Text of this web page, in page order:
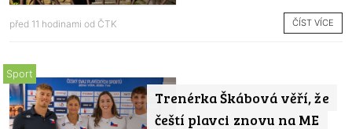
před 11 hodinami od ČTK ČÍST VÍCE
Trenérka Škábová věří, že
čeští plavci znovu na ME
Sport